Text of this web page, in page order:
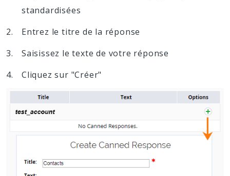
standardisées
Entrez le titre de la réponse
Saisissez le texte de votre réponse
Cliquez sur "Créer"